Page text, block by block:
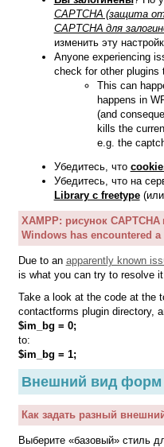
CAPTCHA (защита
CAPTCHA для
изменить эту
Anyone experiencing
check for other
This can
happens in
(and
kills the
e.g. the
Убедитесь, что
Убедитесь, что на
Library с freetype(или
XAMPP: рисунок
Windows has encountered
Due to an apparently known
is what you can try to resolve
Take a look at the code at the
contactforms plugin directory,
$im_bg = 0;
to:
$im_bg = 1;
Внешний вид форм
Как задать разный
Выберите «базовый» стиль